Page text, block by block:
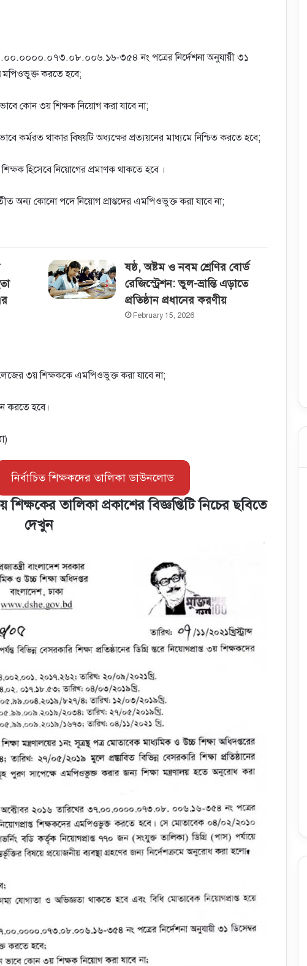
৩৫৪ নং পত্রের নির্দেশনা অনুযায়ী ৩১
এমপিওভুক্ত করতে হবে;
কোন ৩য় শিক্ষক নিয়ােগ করা যাবে না;
কর্মরত থাকার বিষয়টি অধ্যক্ষের প্রত্যয়নের মাধ্যমে নিশ্চিত করতে হবে;
হিসেবে নিয়ােগের প্রমাণক থাকতে হবে ।
অন্য কোনাে পদে নিয়ােগ প্রাপ্তদের এমপিওভুক্ত করা যাবে না;
ষষ্ঠ, অষ্টম ও নবম শ্রেণির বোর্ড
রেজিস্ট্রেশন: ভুল-ভ্রান্তি এড়াতে
প্রতিষ্ঠান প্রধানের করণীয়
February 15, 2026
৩য় শিক্ষককে এমপিওভুক্ত করা যাবে না;
করতে হবে।
নির্বাচিত শিক্ষকদের তালিকা ডাউনলোড
তালিকা প্রকাশের বিজ্ঞপ্তিটি নিচের ছবিতে
দেখুন